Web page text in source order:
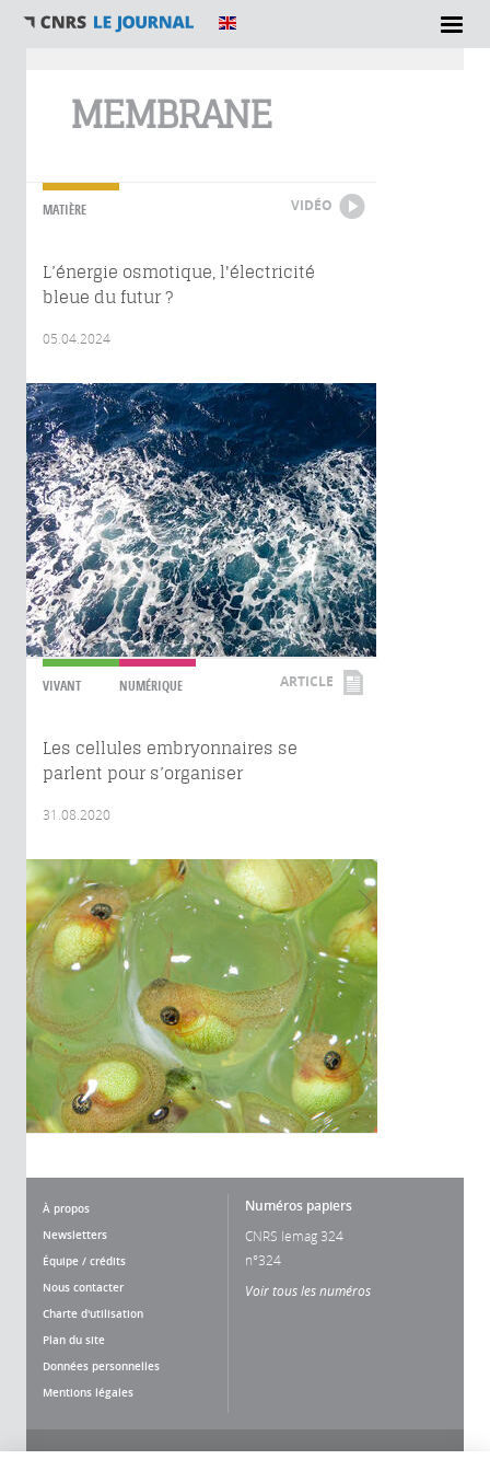
MEMBRANE
MATIÈRE VIDÉO
L’énergie osmotique, l'électricité
bleue du futur ?
05.04.2024
VIVANT NUMÉRIQUE ARTICLE
Les cellules embryonnaires se
parlent pour s’organiser
31.08.2020
À propos
Newsletters
Équipe / crédits
Nous contacter
Charte d'utilisation
Plan du site
Données personnelles
Mentions légales
Numéros papiers
CNRS lemag 324
n°324
Voir tous les numéros